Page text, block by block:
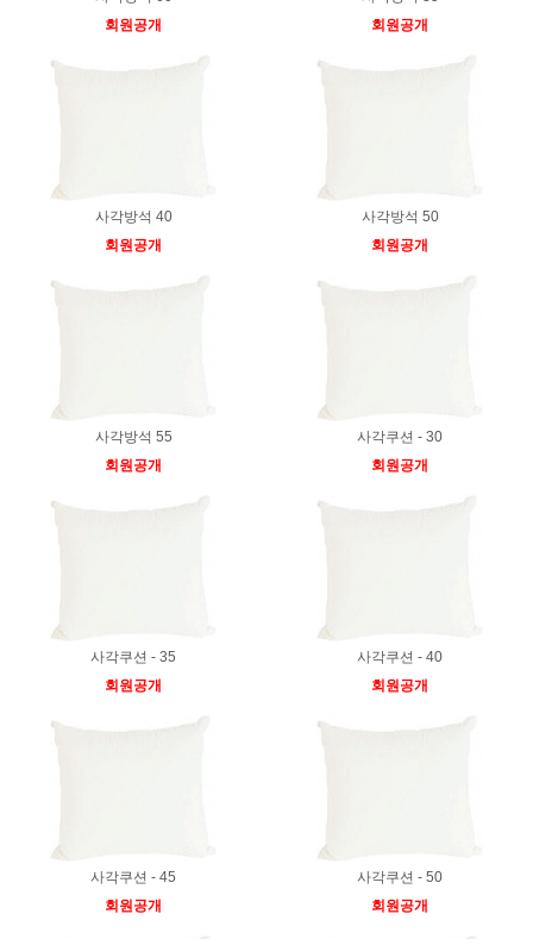
회원공개
회원공개
사각방석 40
회원공개
사각방석 50
회원공개
사각방석 55
회원공개
사각쿠션 - 30
회원공개
사각쿠션 - 35
회원공개
사각쿠션 - 40
회원공개
사각쿠션 - 45
회원공개
사각쿠션 - 50
회원공개